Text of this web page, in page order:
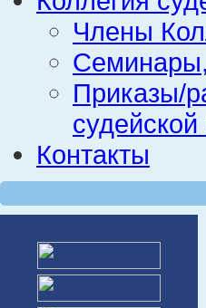
Члены
Приказы/
Контакты